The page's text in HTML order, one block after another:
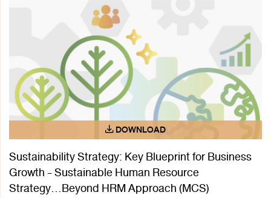
Sustainability Strategy: Key Blueprint for Business
Growth - Sustainable Human Resource
Strategy...Beyond HRM Approach (MCS)